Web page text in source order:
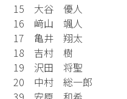
15 大谷 優人
16 﨑山 颯人
17 亀井 翔太
18 吉村 樹
19 沢田 将聖
20 中村 総一郎